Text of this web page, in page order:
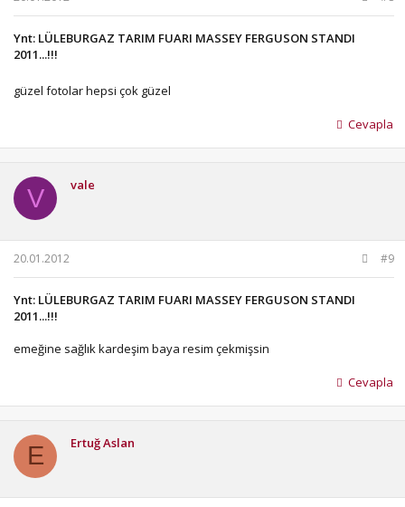
Ynt: LÜLEBURGAZ TARIM FUARI MASSEY FERGUSON STANDI
2011...!!!
güzel fotolar hepsi çok güzel
Cevapla
V vale
20.01.2012 #9
Ynt: LÜLEBURGAZ TARIM FUARI MASSEY FERGUSON STANDI
2011...!!!
emeğine sağlık kardeşim baya resim çekmişsin
Cevapla
E Ertuğ Aslan